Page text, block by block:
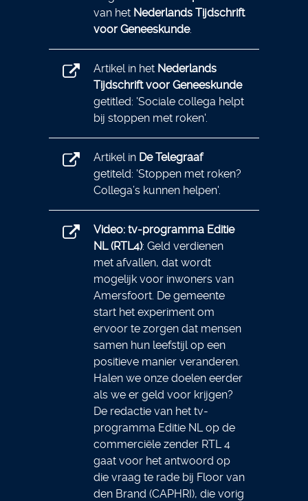
van het Nederlands Tijdschrift
voor Geneeskunde.
Artikel in het Nederlands
Tijdschrift voor Geneeskunde
getitled: 'Sociale collega helpt
bij stoppen met roken'.
Artikel in De Telegraaf
getiteld: 'Stoppen met roken?
Collega’s kunnen helpen'.
Video: tv-programma Editie
NL (RTL4): Geld verdienen
met afvallen, dat wordt
mogelijk voor inwoners van
Amersfoort. De gemeente
start het experiment om
ervoor te zorgen dat mensen
samen hun leefstijl op een
positieve manier veranderen.
Halen we onze doelen eerder
als we er geld voor krijgen?
De redactie van het tv-
programma Editie NL op de
commerciële zender RTL 4
gaat voor het antwoord op
die vraag te rade bij Floor van
den Brand (CAPHRI), die vorig